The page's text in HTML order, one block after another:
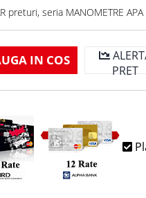
preturi, seria MANOMETRE APA
IN COS
PRET